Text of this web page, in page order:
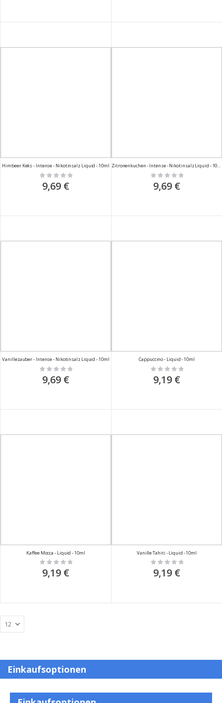
Himbeer Keks - Intense - Nikotinsalz Liquid - 10ml
Rating:
0%
9,69 €
Zitronenkuchen - Intense - Nikotinsalz Liquid - 10ml
Rating:
0%
9,69 €
Vanillezauber - Intense - Nikotinsalz Liquid - 10ml
Rating:
9,69 €
Cappuccino - Liquid - 10ml
Rating:
9,19 €
Kaffee Mocca - Liquid - 10ml
Rating:
0%
9,19 €
Vanille Tahiti - Liquid - 10ml
Rating:
0%
9,19 €
Einkaufsoptionen